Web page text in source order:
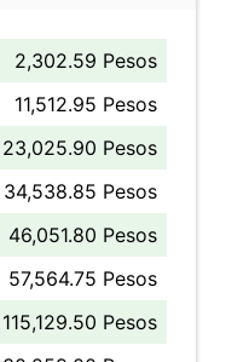
2,302.59 Pesos
11,512.95 Pesos
23,025.90 Pesos
34,538.85 Pesos
46,051.80 Pesos
57,564.75 Pesos
115,129.50 Pesos